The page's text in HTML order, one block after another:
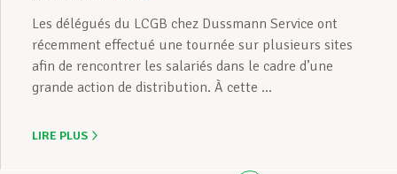
Les délégués du LCGB chez Dussmann Service ont
récemment effectué une tournée sur plusieurs sites
afin de rencontrer les salariés dans le cadre d’une
grande action de distribution. À cette ...
LIRE PLUS